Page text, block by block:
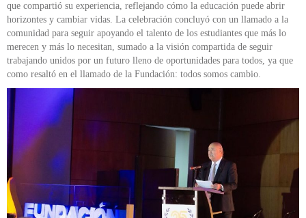
que compartió su experiencia, reflejando cómo la educación puede abrir
horizontes y cambiar vidas. La celebración concluyó con un llamado a la
comunidad para seguir apoyando el talento de los estudiantes que más lo
merecen y más lo necesitan, sumado a la visión compartida de seguir
trabajando unidos por un futuro lleno de oportunidades para todos, ya que
como resaltó en el llamado de la Fundación: todos somos cambio.